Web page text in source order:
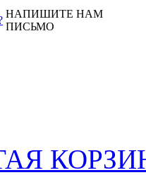
НАПИШИТЕ НАМ
ПИСЬМО